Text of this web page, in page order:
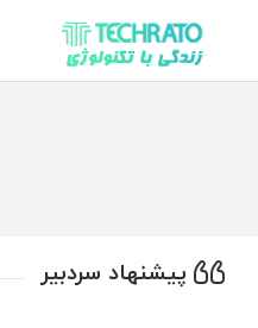
تکراتو – زندگی با تکنولوژی
پیشنهاد سردبیر